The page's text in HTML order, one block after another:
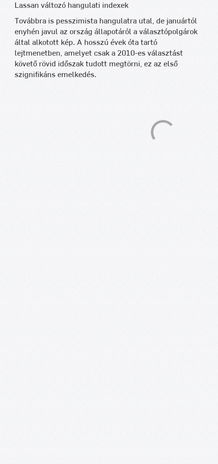
Lassan változó hangulati indexek
Továbbra is pesszimista hangulatra utal, de januártól
enyhén javul az ország állapotáról a választópolgárok
által alkotott kép. A hosszú évek óta tartó
lejtmenetben, amelyet csak a 2010-es választást
követő rövid időszak tudott megtörni, ez az első
szignifikáns emelkedés.